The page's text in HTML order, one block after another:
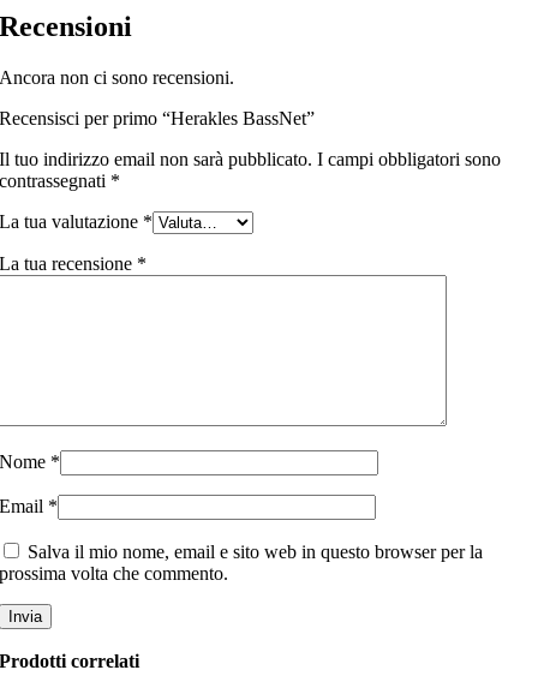
Recensioni
Ancora non ci sono recensioni.
Recensisci per primo “Herakles BassNet”
Il tuo indirizzo email non sarà pubblicato. I campi obbligatori sono
contrassegnati *
La tua valutazione *
La tua recensione *
Nome *
Email *
Salva il mio nome, email e sito web in questo browser per la
prossima volta che commento.
Prodotti correlati